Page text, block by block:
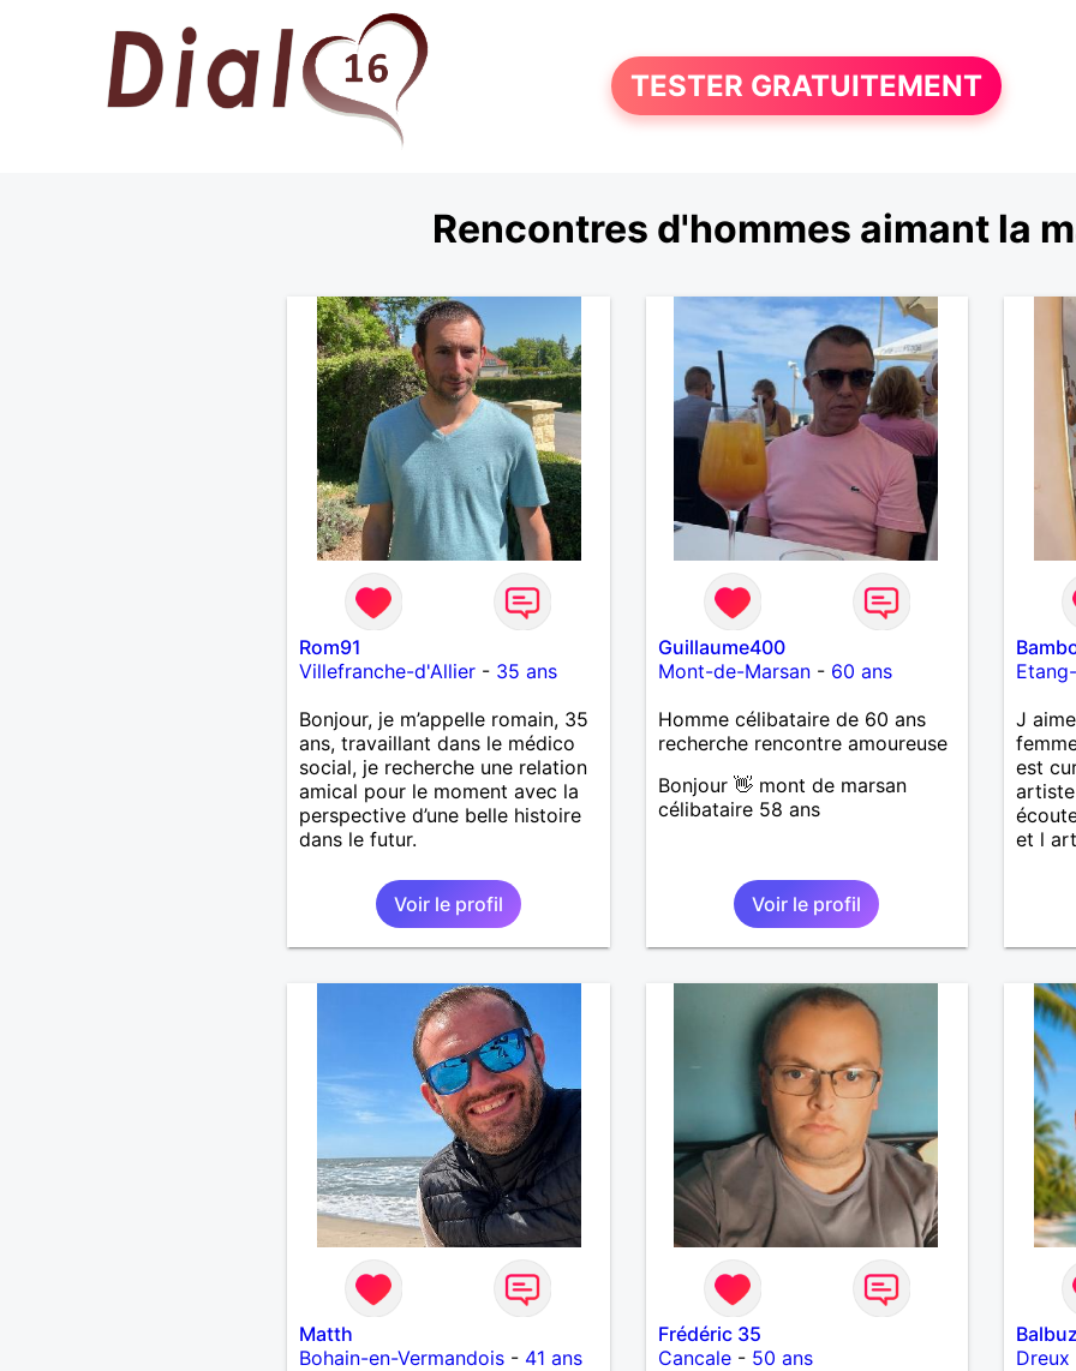
TESTER GRATUITEMENT
Rencontres d'hommes aimant la
Rom91
Villefranche-d'Allier- 35 ans
Bonjour, je m’appelle romain, 35
ans, travaillant dans le médico
social, je recherche une relation
amical pour le moment avec la
perspective d’une belle histoire
dans le futur.
Voir le profil
Guillaume400
Mont-de-Marsan- 60 ans
Homme célibataire de 60 ans
recherche rencontre amoureuse
Bonjour 👋 mont de marsan
célibataire 58 ans
Voir le profil
J
est
et l
Matth
Bohain-en-Vermandois- 41 ans
Frédéric 35
Cancale- 50 ans
Dreux